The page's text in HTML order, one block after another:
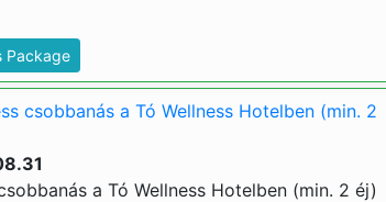
Package
csobbanás a Tó Wellness Hotelben (min. 2
a Tó Wellness Hotelben (min. 2 éj)